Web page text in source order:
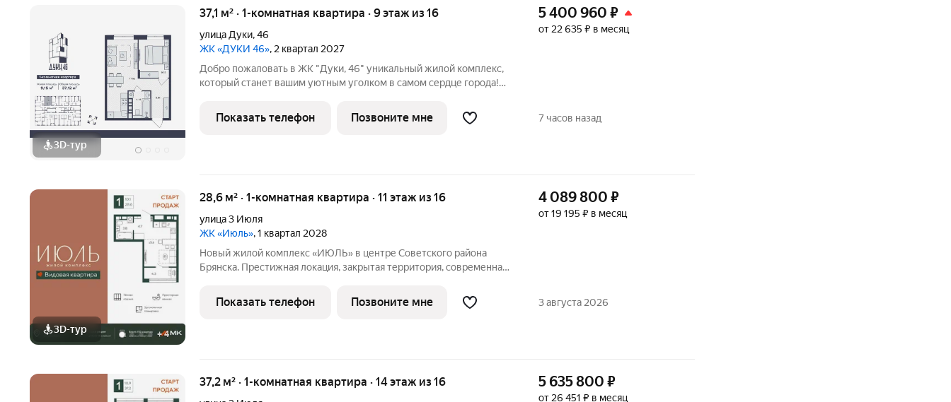
3D-тур
37,1 м² · 1-комнатная квартира · 9 этаж из 16
улица Дуки,46
ЖК «ДУКИ 46», 2 квартал 2027
Добро пожаловать в ЖК "Дуки, 46" уникальный жилой комплекс,
который станет вашим уютным уголком в самом сердце города!
встроенными торгово-офисными помещениями и своей
автономной котельной от
5 400 960 ₽
от 22 635 ₽ в месяц
Показать телефон Позвоните мне 7 часов назад
3D-тур +4
28,6 м² · 1-комнатная квартира · 11 этаж из 16
улица 3 Июля
ЖК «Июль», 1 квартал 2028
Новый жилой комплекс «ИЮЛЬ» в центре Советского района
Брянска. Престижная локация, закрытая территория, современная
Срок вручения ключей I квартал 2028 года. Прямые продажи от
застройщика МК
4 089 800 ₽
от 19 195 ₽ в месяц
Показать телефон Позвоните мне 3 августа 2026
37,2 м² · 1-комнатная квартира · 14 этаж из 16 5 635 800 ₽
от 26 451 ₽ в месяц